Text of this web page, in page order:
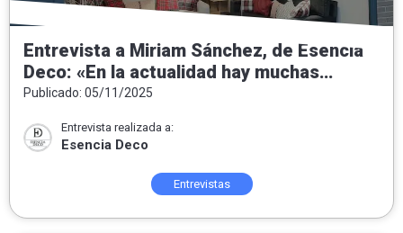
Entrevista a Miriam Sánchez, de Esencia
Deco: «En la actualidad hay muchas
tendencias pero nuestra intención
Publicado: 05/11/2025
Entrevista realizada a:
Esencia Deco
Entrevistas